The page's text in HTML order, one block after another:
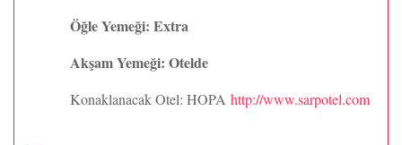
Öğle Yemeği: Extra
Akşam Yemeği: Otelde
Konaklanacak Otel: HOPA http://www.sarpotel.com